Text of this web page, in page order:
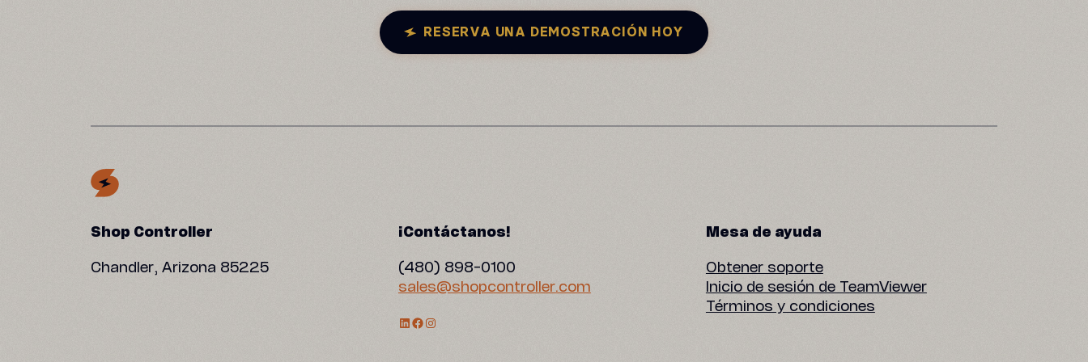
RESERVA UNA DEMOSTRACIÓN HOY
Shop Controller
Chandler, Arizona 85225
¡Contáctanos!
(480) 898-0100
sales@shopcontroller.com
Perfil de LinkedIn
Facebook
Instagram
Mesa de ayuda
Obtener soporte
Inicio de sesión de TeamViewer
Términos y condiciones